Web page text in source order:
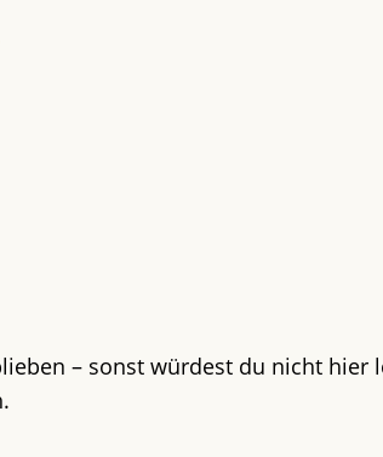
– sonst würdest du nicht hier